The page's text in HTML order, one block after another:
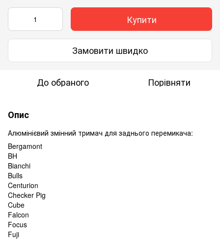
Купити
Замовити швидко
До обраного Порівняти
Опис
Алюмінієвий змінний тримач для заднього перемикача:
Bergamont
BH
Bianchi
Bulls
Centurion
Checker Pig
Cube
Falcon
Focus
Fuji